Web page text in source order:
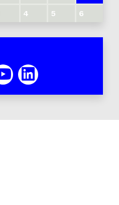
4 5 6